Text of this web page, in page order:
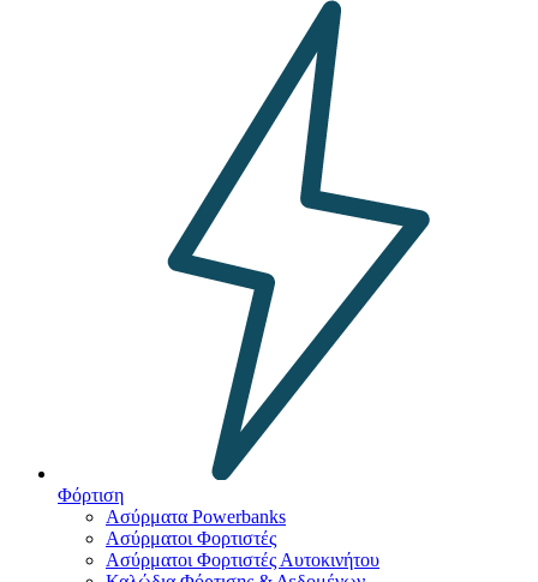
Φόρτιση
Ασύρματα Powerbanks
Aσύρματοι Φορτιστές
Ασύρματοι Φορτιστές Αυτοκινήτου